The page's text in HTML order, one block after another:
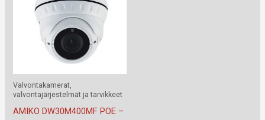
Valvontakamerat,
valvontajärjestelmät ja tarvikkeet
AMIKO DW30M400MF POE –